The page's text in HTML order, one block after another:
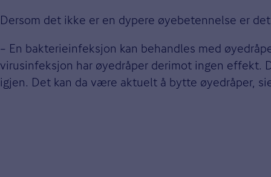
Dersom det ikke er en dypere øyebetennelse er
– En bakterieinfeksjon kan behandles med
virusinfeksjon har øyedråper derimot ingen effekt.
igjen. Det kan da være aktuelt å bytte øyedråper,